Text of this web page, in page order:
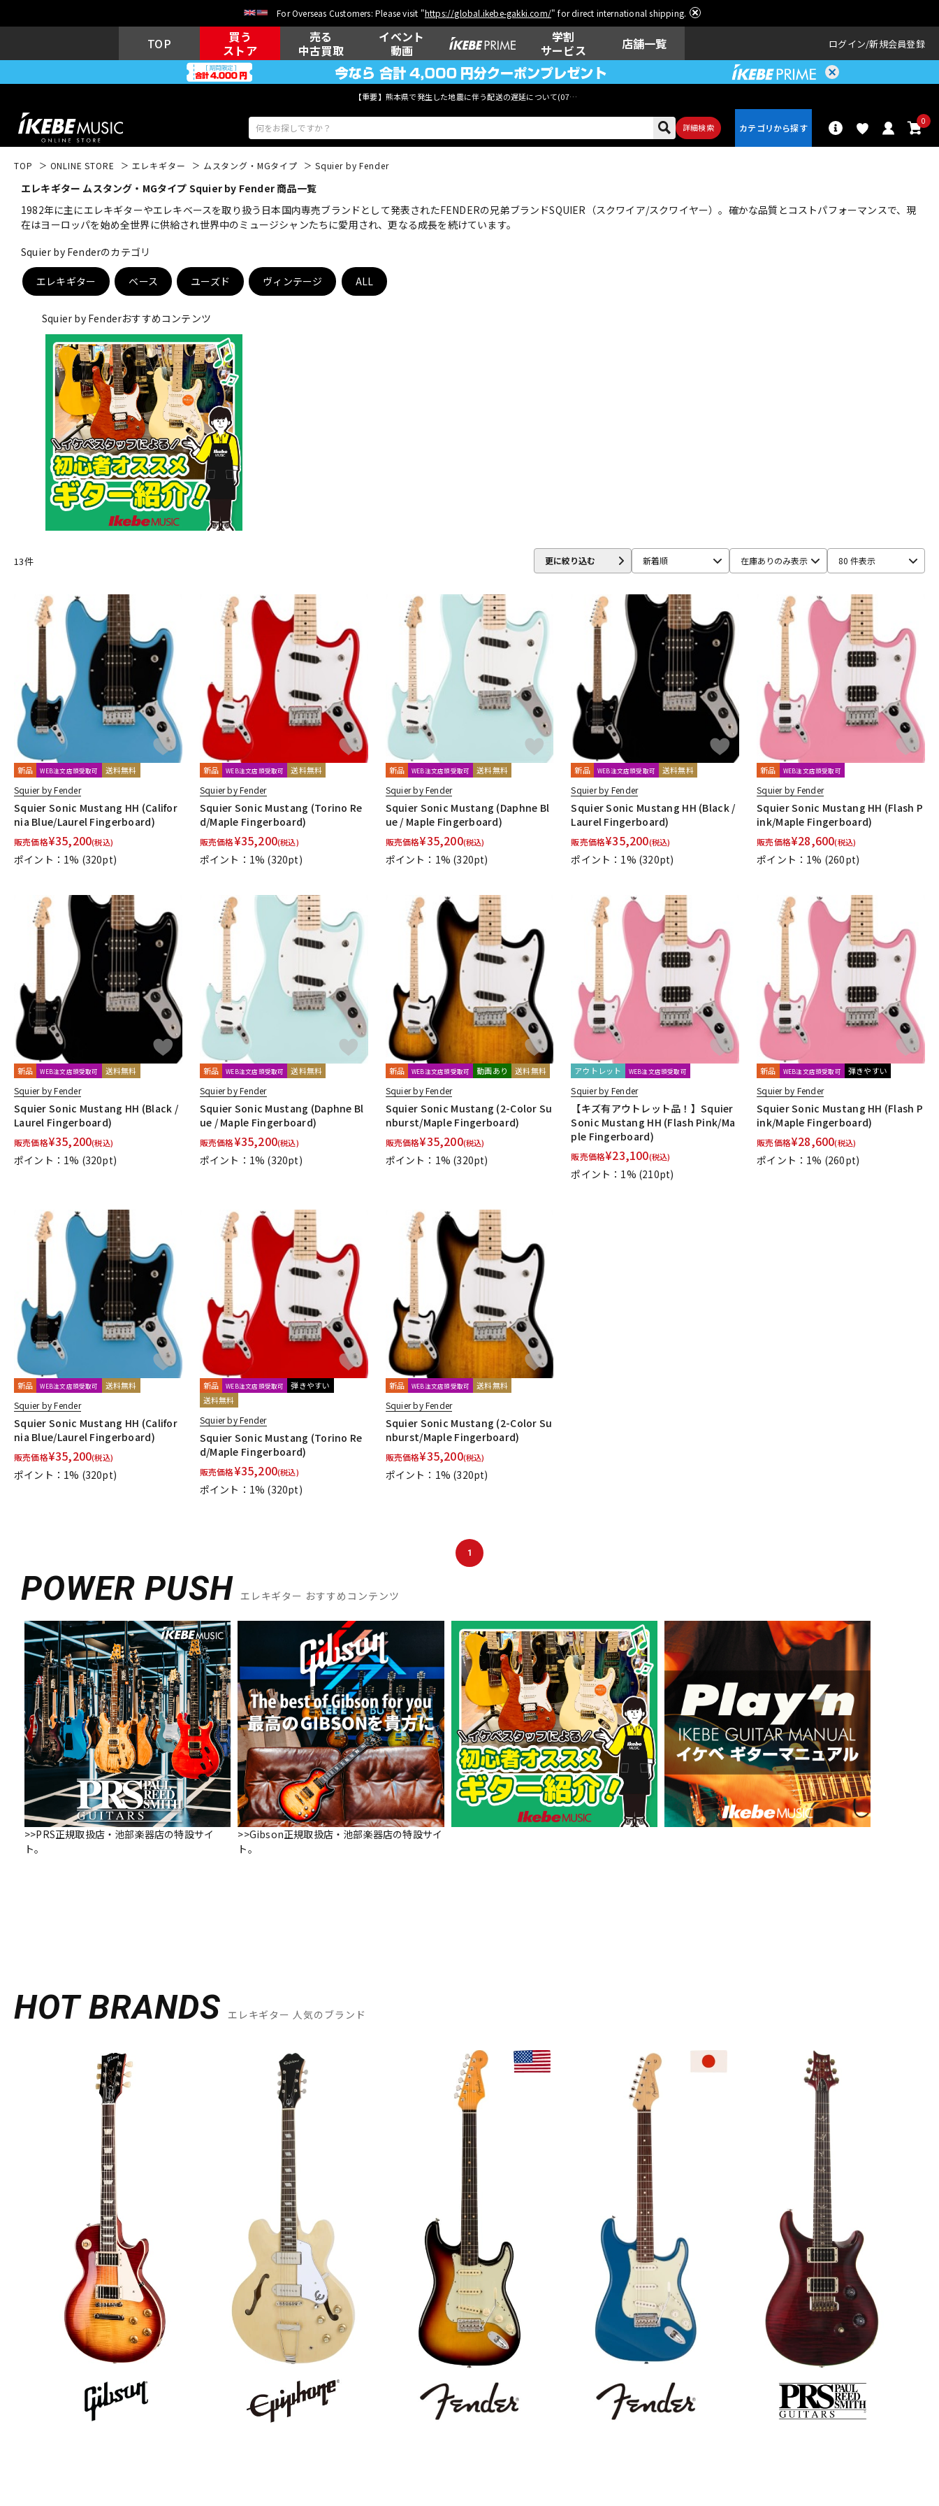
For Overseas Customers: Please visit "https://global.ikebe-gakki.com/" for direct international shipping.
TOP
買う
ストア
売る
中古買取
イベント
動画
学割
サービス
店舗一覧 ログイン 新規会員登録
【重要】熊本県で発生した地震に伴う配送の遅延について(07月29日
詳細検索
0
エレキギター アコギ/エレ
アコ ン
キーボード 電子ピアノ 管楽器
DJ機器
中古
TOP ONLINE STORE エレキギター ムスタング・MGタイプ Squier by Fender
エレキギター ムスタング・MGタイプ Squier by Fender 商品一覧
1982年に主にエレキギターやエレキベースを取り扱う日本国内専売ブランドとして発表されたFENDERの兄弟ブランドSQUIER（スクワイア/スクワイヤー）。確かな品質とコストパフォーマンスで、現
在はヨーロッパを始め全世界に供給され世界中のミュージシャンたちに愛用され、更なる成長を続けています。
Squier by Fenderのカテゴリ
エレキギター ベース ユーズド ヴィンテージ ALL
Squier by Fenderおすすめコンテンツ
13件 更に絞り込む 新着順 在庫ありのみ表示 80 件表示
新品 WEB注文店頭受取可 送料無料
Squier by Fender
Squier Sonic Mustang HH (Califor
nia Blue/Laurel Fingerboard)
販売価格¥35,200(税込)
ポイント：1% (320pt)
新品 WEB注文店頭受取可 送料無料
Squier by Fender
Squier Sonic Mustang (Torino Re
d/Maple Fingerboard)
販売価格¥35,200(税込)
ポイント：1% (320pt)
新品 WEB注文店頭受取可 送料無料
Squier by Fender
Squier Sonic Mustang (Daphne Bl
ue / Maple Fingerboard)
販売価格¥35,200(税込)
ポイント：1% (320pt)
新品 WEB注文店頭受取可 送料無料
Squier by Fender
Squier Sonic Mustang HH (Black /
Laurel Fingerboard)
販売価格¥35,200(税込)
ポイント：1% (320pt)
新品 WEB注文店頭受取可
Squier by Fender
Squier Sonic Mustang HH (Flash P
ink/Maple Fingerboard)
販売価格¥28,600(税込)
ポイント：1% (260pt)
新品 WEB注文店頭受取可 送料無料
Squier by Fender
Squier Sonic Mustang HH (Black /
Laurel Fingerboard)
販売価格¥35,200(税込)
ポイント：1% (320pt)
新品 WEB注文店頭受取可 送料無料
Squier by Fender
Squier Sonic Mustang (Daphne Bl
ue / Maple Fingerboard)
販売価格¥35,200(税込)
ポイント：1% (320pt)
新品 WEB注文店頭受取可 動画あり 送料無料
Squier by Fender
Squier Sonic Mustang (2-Color Su
nburst/Maple Fingerboard)
販売価格¥35,200(税込)
ポイント：1% (320pt)
アウトレット WEB注文店頭受取可
Squier by Fender
【キズ有アウトレット品！】Squier
Sonic Mustang HH (Flash Pink/Ma
ple Fingerboard)
販売価格¥23,100(税込)
ポイント：1% (210pt)
新品 WEB注文店頭受取可 弾きやすい
Squier by Fender
Squier Sonic Mustang HH (Flash P
ink/Maple Fingerboard)
販売価格¥28,600(税込)
ポイント：1% (260pt)
新品 WEB注文店頭受取可 送料無料
Squier by Fender
Squier Sonic Mustang HH (Califor
nia Blue/Laurel Fingerboard)
販売価格¥35,200(税込)
ポイント：1% (320pt)
新品 WEB注文店頭受取可
弾きやすい
送料無料
Squier by Fender
Squier Sonic Mustang (Torino Re
d/Maple Fingerboard)
販売価格¥35,200(税込)
ポイント：1% (320pt)
新品 WEB注文店頭受取可 送料無料
Squier by Fender
Squier Sonic Mustang (2-Color Su
nburst/Maple Fingerboard)
販売価格¥35,200(税込)
ポイント：1% (320pt)
1
POWER PUSH エレキギター おすすめコンテンツ
>>PRS正規取扱店・池部楽器店の特設サイ
ト。
>>Gibson正規取扱店・池部楽器店の特設サイ
ト。
HOT BRANDS エレキギター 人気のブランド